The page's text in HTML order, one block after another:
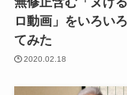
ロ動画」をいろい
てみた
2020.02.18